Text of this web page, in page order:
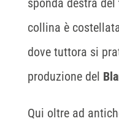
collina è
dove tuttora si
produzione del
Qui oltre ad